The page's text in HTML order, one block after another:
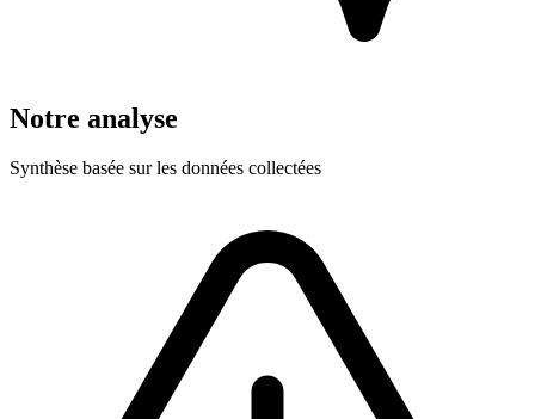
Notre analyse
Synthèse basée sur les données collectées